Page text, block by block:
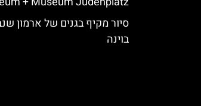
סיור מקיף בגנים של ארמון
בוינה